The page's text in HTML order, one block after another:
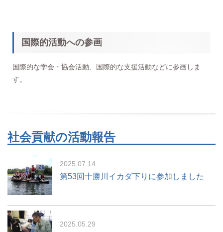
国際的活動への参画
国際的な学会・協会活動、国際的な支援活動などに参画しま
す。
社会貢献の活動報告
2025.07.14
第53回十勝川イカダ下りに参加しました
2025.05.29